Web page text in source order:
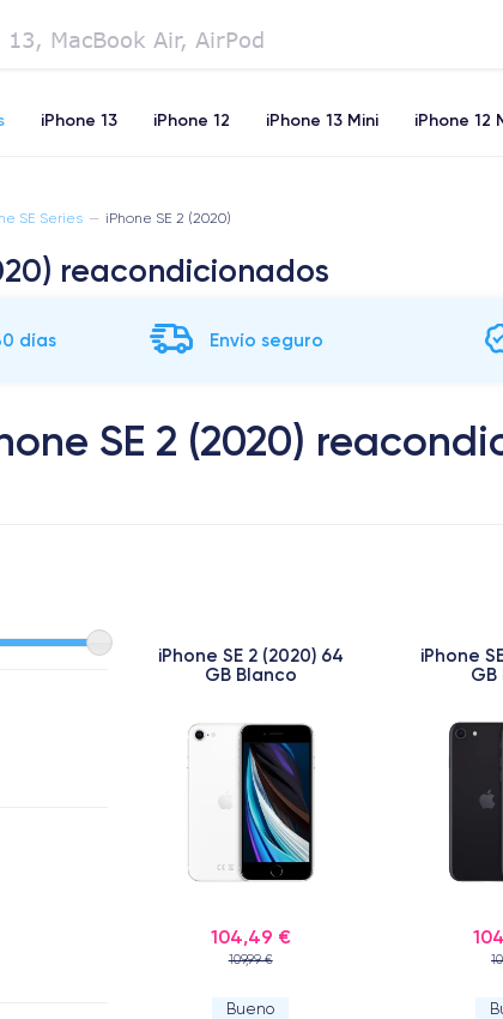
iPhone 13 iPhone 12 iPhone 13 Mini iPhone 12
SE Series — iPhone SE 2 (2020)
reacondicionados
días Envío seguro
SE 2 (2020)
iPhone SE 2 (2020) 64
GB Blanco
104,49 €
109,99 €
Bueno
iPhone